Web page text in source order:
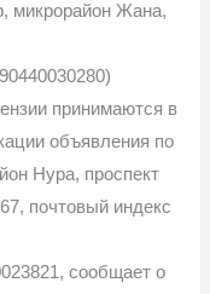
микрорайон Жана,
принимаются в
объявления по
Нура, проспект
почтовый индекс
сообщает о